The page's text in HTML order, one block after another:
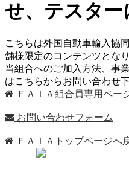
せ、テスター
こちらは外国自動車輸入協
舗様限定のコンテンツとなり
当組合へのご加入方法、事
はこちらからお問い合わ
ＦＡＩＡ組合員専用ペー
お問い合わせフォーム
ＦＡＩＡトップページへ